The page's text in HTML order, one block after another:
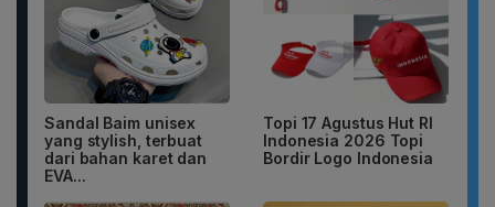
Sandal Baim unisex
yang stylish, terbuat
dari bahan karet dan
EVA...
Topi 17 Agustus Hut RI
Indonesia 2026 Topi
Bordir Logo Indonesia